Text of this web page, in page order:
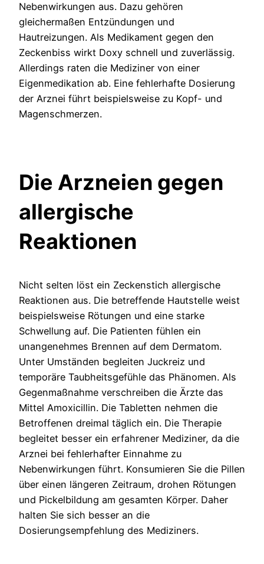
Nebenwirkungen aus. Dazu gehören
gleichermaßen Entzündungen und
Hautreizungen. Als Medikament gegen den
Zeckenbiss wirkt Doxy schnell und zuverlässig.
Allerdings raten die Mediziner von einer
Eigenmedikation ab. Eine fehlerhafte Dosierung
der Arznei führt beispielsweise zu Kopf- und
Magenschmerzen.
Die Arzneien gegen
allergische
Reaktionen
Nicht selten löst ein Zeckenstich allergische
Reaktionen aus. Die betreffende Hautstelle weist
beispielsweise Rötungen und eine starke
Schwellung auf. Die Patienten fühlen ein
unangenehmes Brennen auf dem Dermatom.
Unter Umständen begleiten Juckreiz und
temporäre Taubheitsgefühle das Phänomen. Als
Gegenmaßnahme verschreiben die Ärzte das
Mittel Amoxicillin. Die Tabletten nehmen die
Betroffenen dreimal täglich ein. Die Therapie
begleitet besser ein erfahrener Mediziner, da die
Arznei bei fehlerhafter Einnahme zu
Nebenwirkungen führt. Konsumieren Sie die Pillen
über einen längeren Zeitraum, drohen Rötungen
und Pickelbildung am gesamten Körper. Daher
halten Sie sich besser an die
Dosierungsempfehlung des Mediziners.